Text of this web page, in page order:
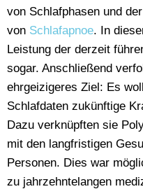
von Schlafphasen und
von Schlafapnoe. In
Leistung der derzeit
sogar. Anschließend
ehrgeizigeres Ziel: Es
Schlafdaten zukünftige
Dazu verknüpften sie
mit den langfristigen
Personen. Dies war
zu jahrzehntelangen